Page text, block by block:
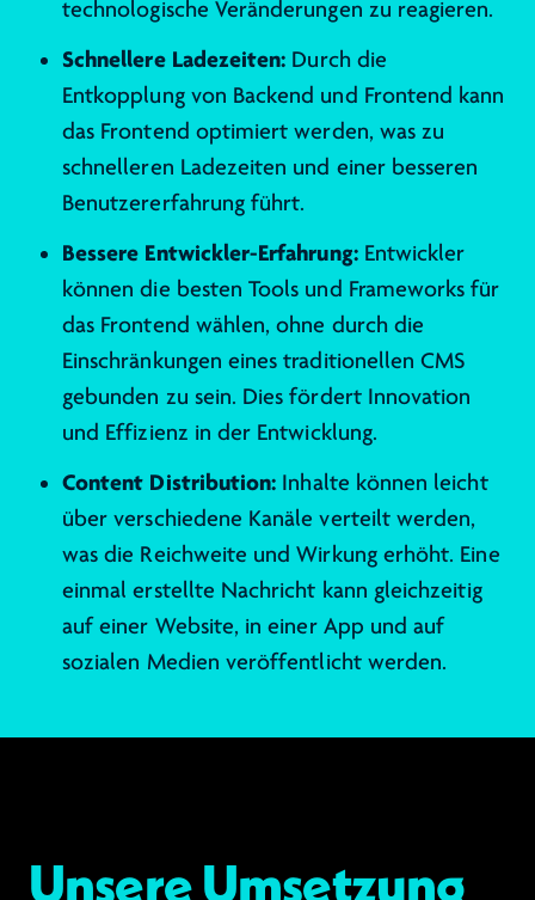
technologische Veränderungen zu reagieren.
Schnellere Ladezeiten: Durch die
Entkopplung von Backend und Frontend kann
das Frontend optimiert werden, was zu
schnelleren Ladezeiten und einer besseren
Benutzererfahrung führt.
Bessere Entwickler-Erfahrung:Entwickler
können die besten Tools und Frameworks für
das Frontend wählen, ohne durch die
Einschränkungen eines traditionellen CMS
gebunden zu sein. Dies fördert Innovation
und Effizienz in der Entwicklung.
Content Distribution: Inhalte können leicht
über verschiedene Kanäle verteilt werden,
was die Reichweite und Wirkung erhöht. Eine
einmal erstellte Nachricht kann gleichzeitig
auf einer Website, in einer App und auf
sozialen Medien veröffentlicht werden.
Unsere Umsetzung